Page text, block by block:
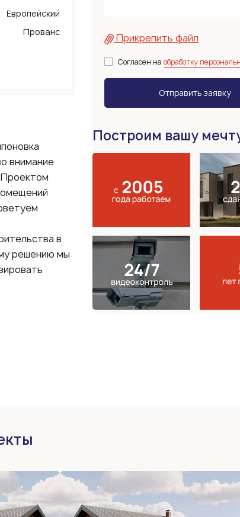
Европейский
Прованс
внимание
в
решению мы
Прикрепить файл
Согласен на обработку
Построим вашу